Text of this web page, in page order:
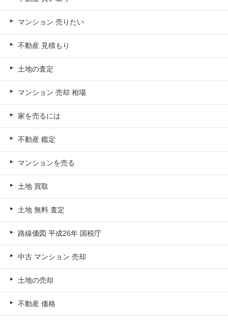
マンション 売りたい
不動産 見積もり
土地の査定
マンション 売却 相場
家を売るには
不動産 鑑定
マンションを売る
土地 買取
土地 無料 査定
路線価図 平成26年 国税庁
中古 マンション 売却
土地の売却
不動産 価格